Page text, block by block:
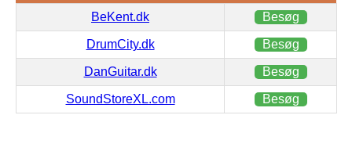
BeKent.dk Besøg
DrumCity.dk Besøg
DanGuitar.dk Besøg
SoundStoreXL.com Besøg